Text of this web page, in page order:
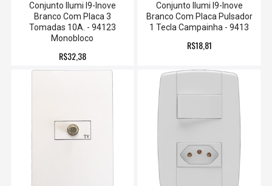
Conjunto Ilumi I9-Inove
Branco Com Placa 3
Tomadas 10A. - 94123
Monobloco
R$32,38
Conjunto Ilumi I9-Inove
Branco Com Placa Pulsador
1 Tecla Campainha - 9413
R$18,81